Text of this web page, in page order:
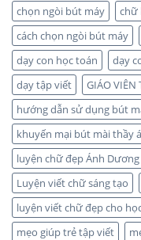
chọn ngòi bút máy
chữ
cách chọn ngòi bút máy
dạy con học toán
dạy
dạy tập viết
GIÁO VIÊN
hướng dẫn sử dụng bút
khuyến mại bút mài thầy
luyện chữ đẹp Ánh Dương
Luyện viết chữ sáng tạo
luyện viết chữ đẹp cho
mẹo giúp trẻ tập viết